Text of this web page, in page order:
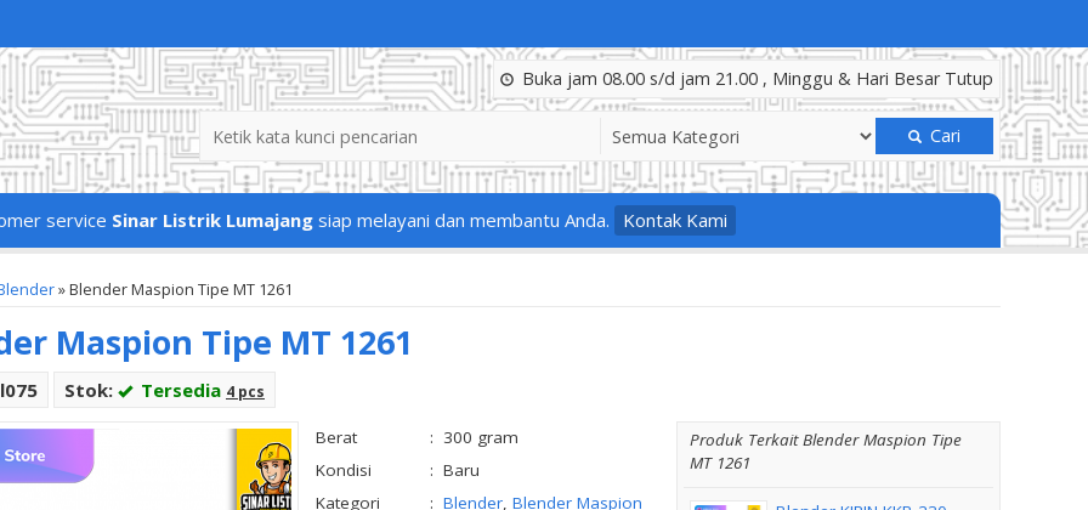
Buka jam 08.00 s/d jam 21.00 , Minggu & Hari Besar Tutup
Cari
service Sinar Listrik Lumajang siap melayani dan membantu Anda. Kontak Kami
»Blender Maspion Tipe MT 1261
Maspion Tipe MT 1261
Stok: Tersedia 4 pcs
Berat : 300 gram
Kondisi
: Baru
Kategori
: Blender, Blender Maspion
Produk Terkait Blender Maspion Tipe
MT 1261